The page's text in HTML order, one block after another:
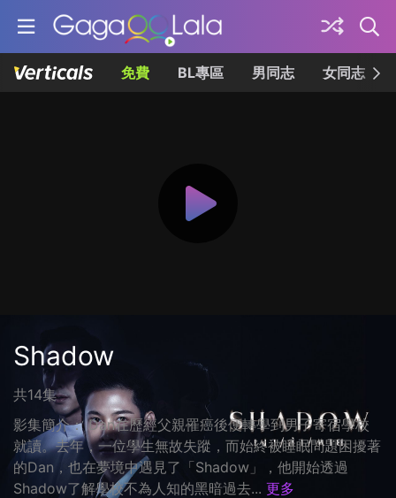
免費 BL專區 男同志 女同志
Shadow
共14集
影集簡介： Dan在歷經父親罹癌後便轉學到男子寄宿學校
就讀。去年，一位學生無故失蹤，而始終被睡眠問題困擾著
的Dan，也在夢境中遇見了「Shadow」，他開始透過
Shadow了解學校不為人知的黑暗過去... 更多